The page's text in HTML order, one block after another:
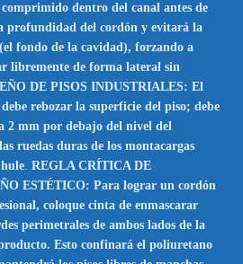
dentro del canal antes de
profundidad del cordón y evitará la
fondo de la cavidad), forzando a
libremente de forma lateral sin
DE PISOS INDUSTRIALES: El
rebozar la superficie del piso; debe
2 mm por debajo del nivel del
ruedas duras de los montacargas
. REGLA CRÍTICA DE
ESTÉTICO: Para lograr un cordón
coloque cinta de enmascarar
perimetrales de ambos lados de la
Esto confinará el poliuretano